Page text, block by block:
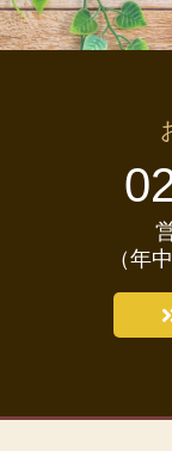
（年